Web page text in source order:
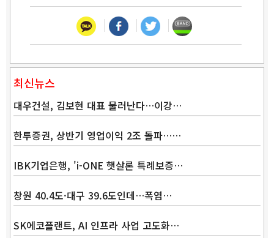
최신뉴스
대우건설, 김보현 대표 물러난다…이강…
한투증권, 상반기 영업이익 2조 돌파……
IBK기업은행, 'i-ONE 햇살론 특례보증…
창원 40.4도·대구 39.6도인데…폭염…
SK에코플랜트, AI 인프라 사업 고도화…